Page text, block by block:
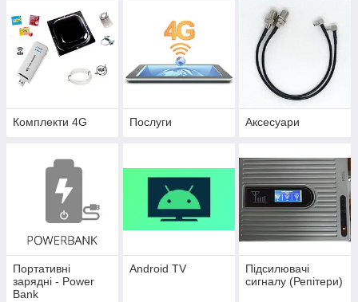
Комплекти 4G Послуги Аксесуари
Портативні
зарядні - Power
Bank
Android TV
Підсилювачі
сигналу (Репітери)